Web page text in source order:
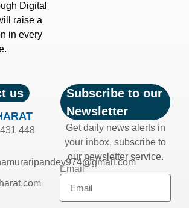
Digital
raise a
in every
us
448
Subscribe to our
Newsletter
Get daily news alerts in
your inbox, subscribe to
our newsletter service.
Email